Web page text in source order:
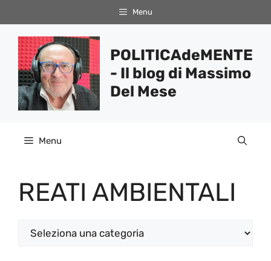
al
contenuto
Menu
POLITICAdeMENTE
- Il blog di Massimo
Del Mese
Menu
REATI AMBIENTALI
Categorie